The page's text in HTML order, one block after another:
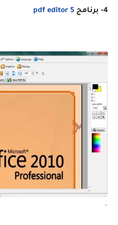
4- برنامج 5 pdf editor